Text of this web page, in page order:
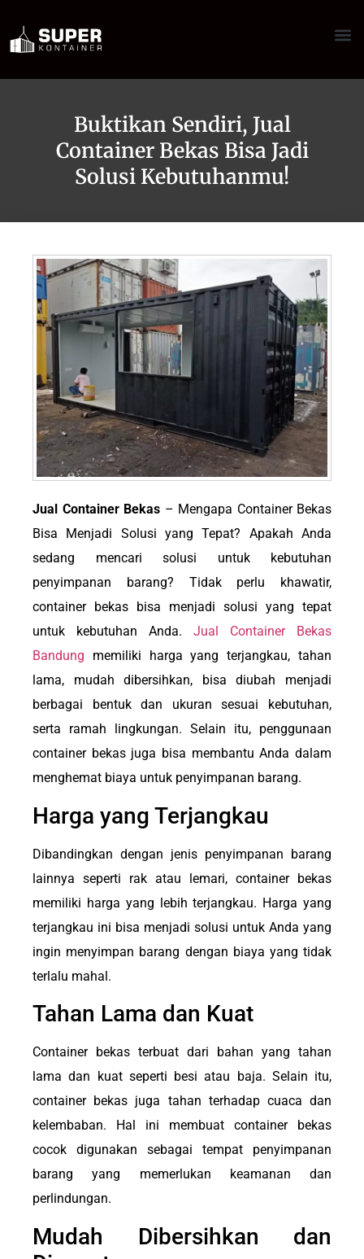
Buktikan Sendiri, Jual
Container Bekas Bisa Jadi
Solusi Kebutuhanmu!
Jual Container Bekas – Mengapa Container Bekas
Bisa Menjadi Solusi yang Tepat? Apakah Anda
sedang mencari solusi untuk kebutuhan
penyimpanan barang? Tidak perlu khawatir,
container bekas bisa menjadi solusi yang tepat
untuk kebutuhan Anda. Jual Container Bekas
Bandung memiliki harga yang terjangkau, tahan
lama, mudah dibersihkan, bisa diubah menjadi
berbagai bentuk dan ukuran sesuai kebutuhan,
serta ramah lingkungan. Selain itu, penggunaan
container bekas juga bisa membantu Anda dalam
menghemat biaya untuk penyimpanan barang.
Harga yang Terjangkau
Dibandingkan dengan jenis penyimpanan barang
lainnya seperti rak atau lemari, container bekas
memiliki harga yang lebih terjangkau. Harga yang
terjangkau ini bisa menjadi solusi untuk Anda yang
ingin menyimpan barang dengan biaya yang tidak
terlalu mahal.
Tahan Lama dan Kuat
Container bekas terbuat dari bahan yang tahan
lama dan kuat seperti besi atau baja. Selain itu,
container bekas juga tahan terhadap cuaca dan
kelembaban. Hal ini membuat container bekas
cocok digunakan sebagai tempat penyimpanan
barang yang memerlukan keamanan dan
perlindungan.
Mudah Dibersihkan dan